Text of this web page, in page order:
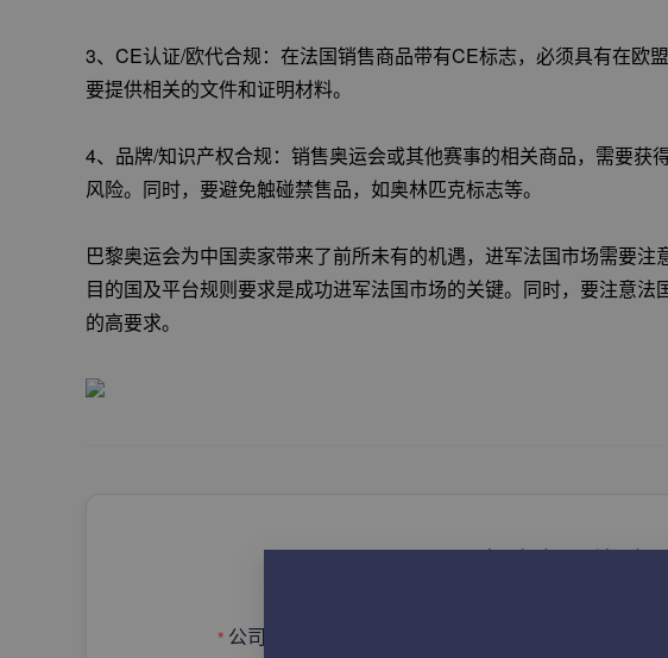
3、CE认证/欧代合规：在法国销售商品带有CE标志，必须具有在欧
要提供相关的文件和证明材料。
4、品牌/知识产权合规：销售奥运会或其他赛事的相关商品，需要获
风险。同时，要避免触碰禁售品，如奥林匹克标志等。
巴黎奥运会为中国卖家带来了前所未有的机遇，进军法国市场需要
目的国及平台规则要求是成功进军法国市场的关键。同时，要注意
的高要求。
申请立即体验
公司名称